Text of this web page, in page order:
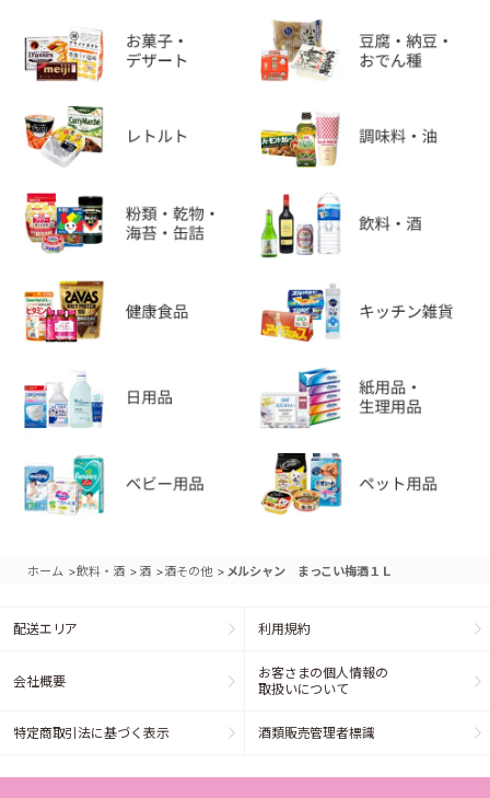
ホーム >飲料・酒 > 酒 >酒その他 > メルシャン まっこい梅酒１Ｌ
配送エリア 利用規約
会社概要
お客さまの個人情報の
取扱いについて
特定商取引法に基づく表示 酒類販売管理者標識